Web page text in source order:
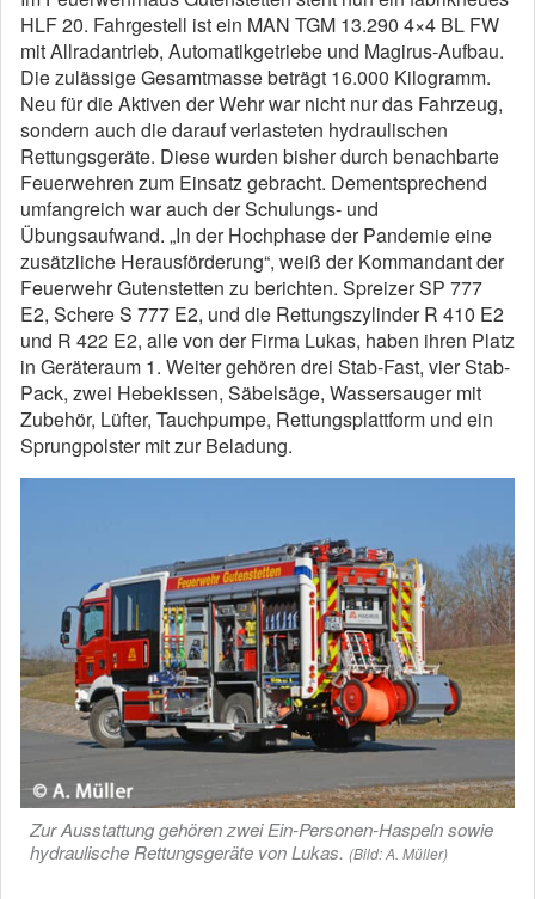
HLF 20. Fahrgestell ist ein MAN TGM 13.290 4×4 BL FW
mit Allradantrieb, Automatikgetriebe und Magirus-Aufbau.
Die zulässige Gesamtmasse beträgt 16.000 Kilogramm.
Neu für die Aktiven der Wehr war nicht nur das Fahrzeug,
sondern auch die darauf verlasteten hydraulischen
Rettungsgeräte. Diese wurden bisher durch benachbarte
Feuerwehren zum Einsatz gebracht. Dementsprechend
umfangreich war auch der Schulungs- und
Übungsaufwand. „In der Hochphase der Pandemie eine
zusätzliche Herausförderung“, weiß der Kommandant der
Feuerwehr Gutenstetten zu berichten. Spreizer SP 777
E2, Schere S 777 E2, und die Rettungszylinder R 410 E2
und R 422 E2, alle von der Firma Lukas, haben ihren Platz
in Geräteraum 1. Weiter gehören drei Stab-Fast, vier Stab-
Pack, zwei Hebekissen, Säbelsäge, Wassersauger mit
Zubehör, Lüfter, Tauchpumpe, Rettungsplattform und ein
Sprungpolster mit zur Beladung.
Zur Ausstattung gehören zwei Ein-Personen-Haspeln sowie
hydraulische Rettungsgeräte von Lukas. (Bild: A. Müller)